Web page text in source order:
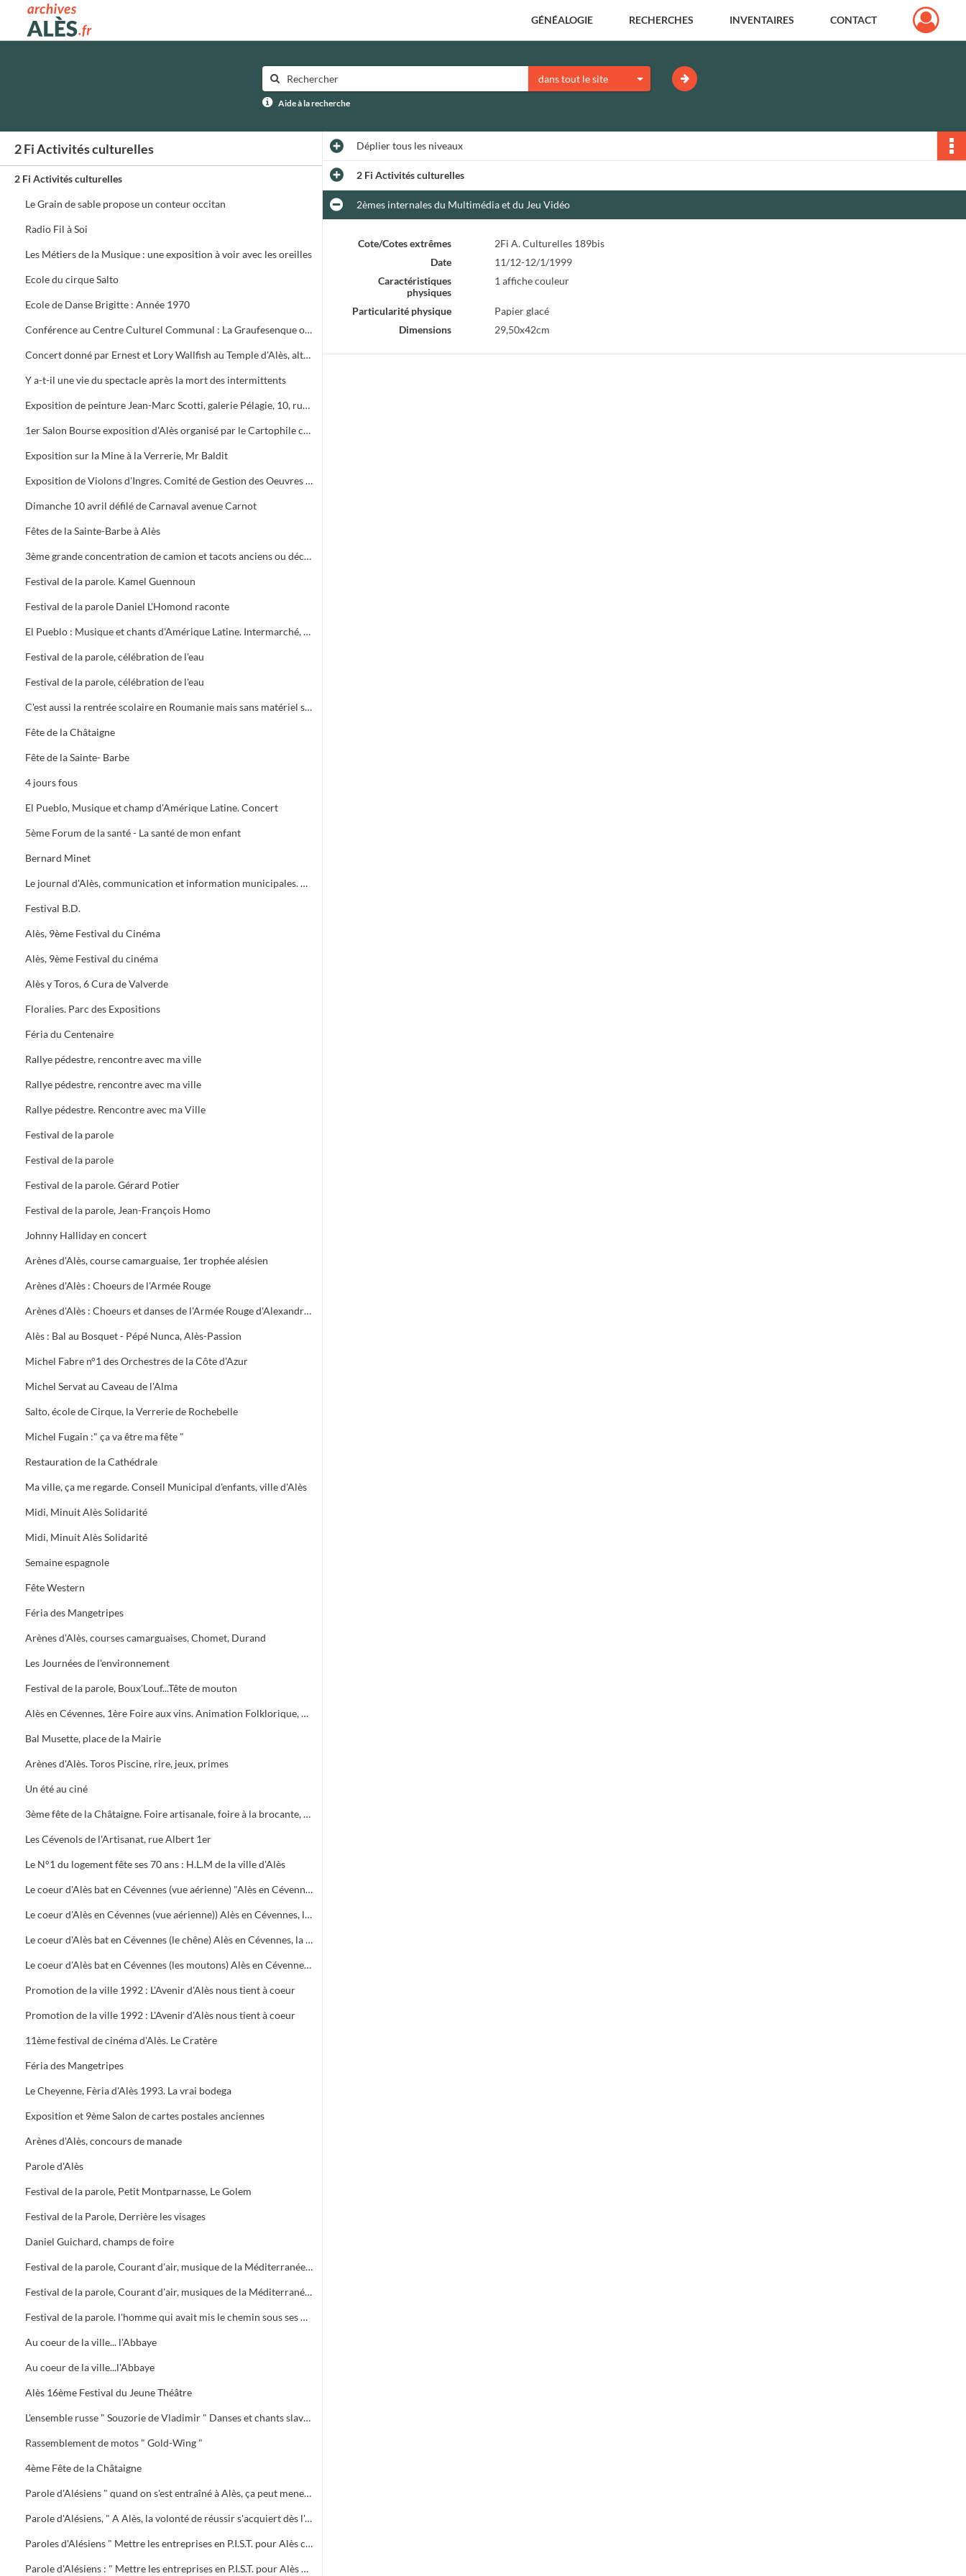
Archives municipales d'Alès GÉNÉALOGIE RECHERCHES INVENTAIRES CONTACT
dans tout le site
Aide à la recherche
2 Fi Activités culturelles
2 Fi Activités culturelles
Le Grain de sable propose un conteur occitan
Radio Fil à Soi
Les Métiers de la Musique : une exposition à voir avec les oreilles
Ecole du cirque Salto
Ecole de Danse Brigitte : Année 1970
Conférence au Centre Culturel Communal : La Graufesenque ou la naissance d'une industrie européenne 1er siècle après J.C. Millau (12) par Mr Alain Vernhet (C.N.R.S) organisé par le groupe de sauvegarde de l'Ermitage et de l'association des amis du Musée d'Alès
Concert donné par Ernest et Lory Wallfish au Temple d'Alès, alto, viole de gambe et clavecin
Y a-t-il une vie du spectacle après la mort des intermittents
Exposition de peinture Jean-Marc Scotti, galerie Pélagie, 10, rue Balore Alès
1er Salon Bourse exposition d'Alès organisé par le Cartophile club GardoisGardois
Exposition sur la Mine à la Verrerie, Mr Baldit
Exposition de Violons d'Ingres. Comité de Gestion des Oeuvres Sociales de la ville d'Alès, salle Jacques Duclos
Dimanche 10 avril défilé de Carnaval avenue Carnot
Fêtes de la Sainte-Barbe à Alès
3ème grande concentration de camion et tacots anciens ou décorés à Bruèges
Festival de la parole. Kamel Guennoun
Festival de la parole Daniel L'Homond raconte
El Pueblo : Musique et chants d'Amérique Latine. Intermarché, les Mousquetaires
Festival de la parole, célébration de l'eau
Festival de la parole, célébration de l'eau
C'est aussi la rentrée scolaire en Roumanie mais sans matériel scolaire. Convoi pour Resca
Fête de la Châtaigne
Fête de la Sainte- Barbe
4 jours fous
El Pueblo, Musique et champ d'Amérique Latine. Concert
5ème Forum de la santé - La santé de mon enfant
Bernard Minet
Le journal d'Alès, communication et information municipales. Corto Maltèse aux Cévennes
Festival B.D.
Alès, 9ème Festival du Cinéma
Alès, 9ème Festival du cinéma
Alès y Toros, 6 Cura de Valverde
Floralies. Parc des Expositions
Féria du Centenaire
Rallye pédestre, rencontre avec ma ville
Rallye pédestre, rencontre avec ma ville
Rallye pédestre. Rencontre avec ma Ville
Festival de la parole
Festival de la parole
Festival de la parole. Gérard Potier
Festival de la parole, Jean-François Homo
Johnny Halliday en concert
Arènes d'Alès, course camarguaise, 1er trophée alésien
Arènes d'Alès : Choeurs de l'Armée Rouge
Arènes d'Alès : Choeurs et danses de l'Armée Rouge d'Alexandrov
Alès : Bal au Bosquet - Pépé Nunca, Alès-Passion
Michel Fabre n°1 des Orchestres de la Côte d'Azur
Michel Servat au Caveau de l'Alma
Salto, école de Cirque, la Verrerie de Rochebelle
Michel Fugain :" ça va être ma fête "
Restauration de la Cathédrale
Ma ville, ça me regarde. Conseil Municipal d'enfants, ville d'Alès
Midi, Minuit Alès Solidarité
Midi, Minuit Alès Solidarité
Semaine espagnole
Fête Western
Féria des Mangetripes
Arènes d'Alès, courses camarguaises, Chomet, Durand
Les Journées de l'environnement
Festival de la parole, Boux'Louf...Tête de mouton
Alès en Cévennes, 1ère Foire aux vins. Animation Folklorique, produits régionaux
Bal Musette, place de la Mairie
Arènes d'Alès. Toros Piscine, rire, jeux, primes
Un été au ciné
3ème fête de la Châtaigne. Foire artisanale, foire à la brocante, animation groupe folkloriques
Les Cévenols de l'Artisanat, rue Albert 1er
Le N°1 du logement fête ses 70 ans : H.L.M de la ville d'Alès
Le coeur d'Alès bat en Cévennes (vue aérienne) "Alès en Cévennes " la signature de nos ambitions
Le coeur d'Alès en Cévennes (vue aérienne)) Alès en Cévennes, la signature de nos ambitions
Le coeur d'Alès bat en Cévennes (le chêne) Alès en Cévennes, la signature de nos ambitions
Le coeur d'Alès bat en Cévennes (les moutons) Alès en Cévennes, la signature de nos ambitions
Promotion de la ville 1992 : L'Avenir d'Alès nous tient à coeur
Promotion de la ville 1992 : L'Avenir d'Alès nous tient à coeur
11ème festival de cinéma d'Alès. Le Cratère
Féria des Mangetripes
Le Cheyenne, Fèria d'Alès 1993. La vrai bodega
Exposition et 9ème Salon de cartes postales anciennes
Arènes d'Alès, concours de manade
Parole d'Alès
Festival de la parole, Petit Montparnasse, Le Golem
Festival de la Parole, Derrière les visages
Daniel Guichard, champs de foire
Festival de la parole, Courant d'air, musique de la Méditerranée à la mer Noire
Festival de la parole, Courant d'air, musiques de la Méditerranée à la mer Noire
Festival de la parole. l'homme qui avait mis le chemin sous ses pieds, Kamel Guenoun
Au coeur de la ville... l'Abbaye
Au coeur de la ville...l'Abbaye
Alès 16ème Festival du Jeune Théâtre
L'ensemble russe " Souzorie de Vladimir " Danses et chants slaves au Bosquet
Rassemblement de motos " Gold-Wing "
4ème Fête de la Châtaigne
Parole d'Alésiens " quand on s'est entraîné à Alès, ça peut mener au championnat du monde " Jean-Philippe Gatien
Parole d'Alésiens, " A Alès, la volonté de réussir s'acquiert dès l'école " Thierry Pantel
Paroles d'Alésiens " Mettre les entreprises en P.I.S.T. pour Alès c'est gagner " Louis Leprince -Ringuet
Parole d'Alésiens : " Mettre les entreprises en P.I.S.T. pour Alès c'est gagner " Louis Leprince-Ringuet
Dépliertous les niveaux
2 Fi Activités culturelles
2èmes internales du Multimédia et du Jeu Vidéo
Cote/Cotes extrêmes
2Fi A. Culturelles 189bis
Date
11/12-12/1/1999
Caractéristiques
physiques
1 affiche couleur
Particularité physique
Papier glacé
Dimensions
29,50x42cm